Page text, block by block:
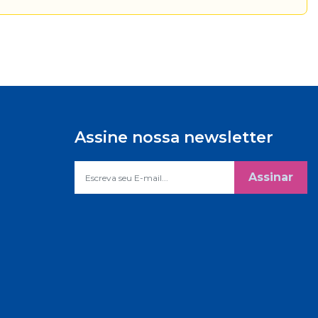
Assine nossa newsletter
Assinar